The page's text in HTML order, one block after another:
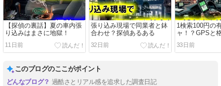
【探偵の裏話】夏の車内張
り込みはまさに地獄！
11日前
張り込み現場で同業者と鉢
合わせ？探偵あるある
32日前
1検索100円の
ャ！？GPSと
探偵調査
33日前
このブログのここがポイント
過酷さとリアル感を追求した調査日記